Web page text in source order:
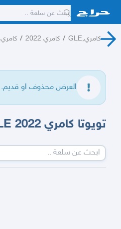
كامري,GLE / كامري 2022 / كامري
العرض محذوف او قديم.
تويوتا كامري 2022 GLE فل سعودي